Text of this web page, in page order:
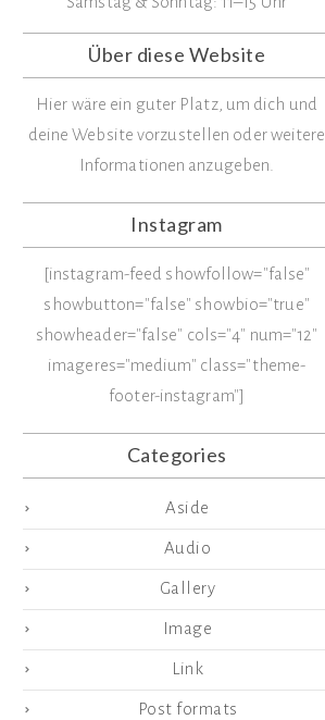
Über diese Website
Hier wäre ein guter Platz, um dich und
deine Website vorzustellen oder weitere
Informationen anzugeben.
Instagram
[instagram-feed showfollow="false"
showbutton="false" showbio="true"
showheader="false" cols="4" num="12"
imageres="medium" class="theme-
footer-instagram"]
Categories
Aside
Audio
Gallery
Image
Link
Post formats